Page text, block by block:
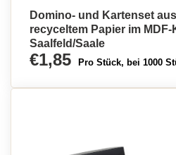
Domino- und Kartenset
recyceltem Papier im MDF-
Saalfeld/Saale
€1,85 Pro Stück, bei 1000